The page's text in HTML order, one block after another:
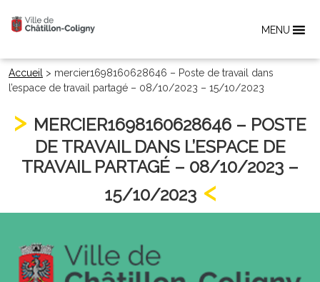
MENU
Accueil > mercier1698160628646 – Poste de travail dans
l’espace de travail partagé – 08/10/2023 – 15/10/2023
MERCIER1698160628646 – POSTE
DE TRAVAIL DANS L’ESPACE DE
TRAVAIL PARTAGÉ – 08/10/2023 –
15/10/2023